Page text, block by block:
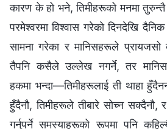
कारण के हो भने, तिमीहरूको मनमा
परमेश्‍वरमा विश्‍वास गरेको दिनदेखि
सामना गरेका र मानिसहरूले प्रायजसो
तैपनि कसैले उल्‍लेख नगर्ने, तर
हकमा भन्दा—तिमीहरूलाई ती थाहा
हुँदैनौ, तिमीहरूले तीबारे सोच्‍न सक्दैनौ,
गर्नुपर्ने समस्याहरूको रूपमा पनि